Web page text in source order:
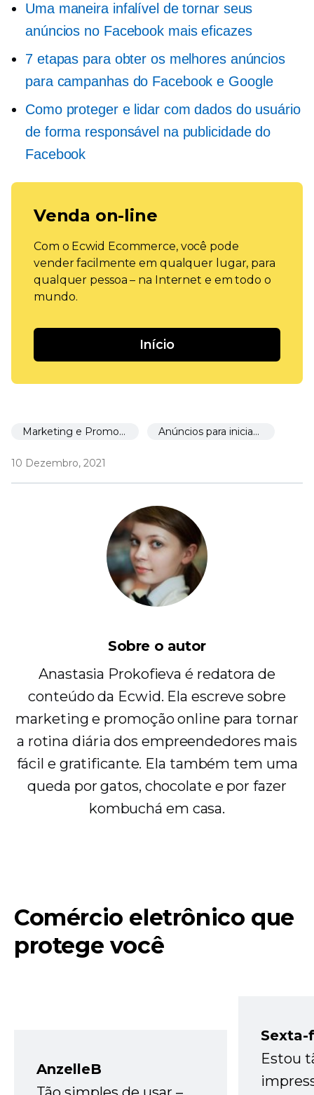
Uma maneira infalível de tornar seus
anúncios no Facebook mais eficazes
7 etapas para obter os melhores anúncios
para campanhas do Facebook e Google
Como proteger e lidar com dados do usuário
de forma responsável na publicidade do
Facebook
Venda on-line
Com o Ecwid Ecommerce, você pode
vender facilmente em qualquer lugar, para
qualquer pessoa – na Internet e em todo o
mundo.
Início
Marketing e Promoção Anúncios para iniciantes
10 Dezembro, 2021
Sobre o autor
Anastasia Prokofieva é redatora de
conteúdo da Ecwid. Ela escreve sobre
marketing e promoção online para tornar
a rotina diária dos empreendedores mais
fácil e gratificante. Ela também tem uma
queda por gatos, chocolate e por fazer
kombuchá em casa.
Comércio eletrônico que
protege você
AnzelleB
Sexta-
Estou